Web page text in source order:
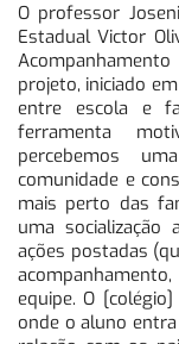
O professor
Estadual Victor
projeto, iniciado
entre escola e
ferramenta
percebemos
comunidade e
mais perto das
uma socialização
ações postadas
equipe. O
onde o aluno